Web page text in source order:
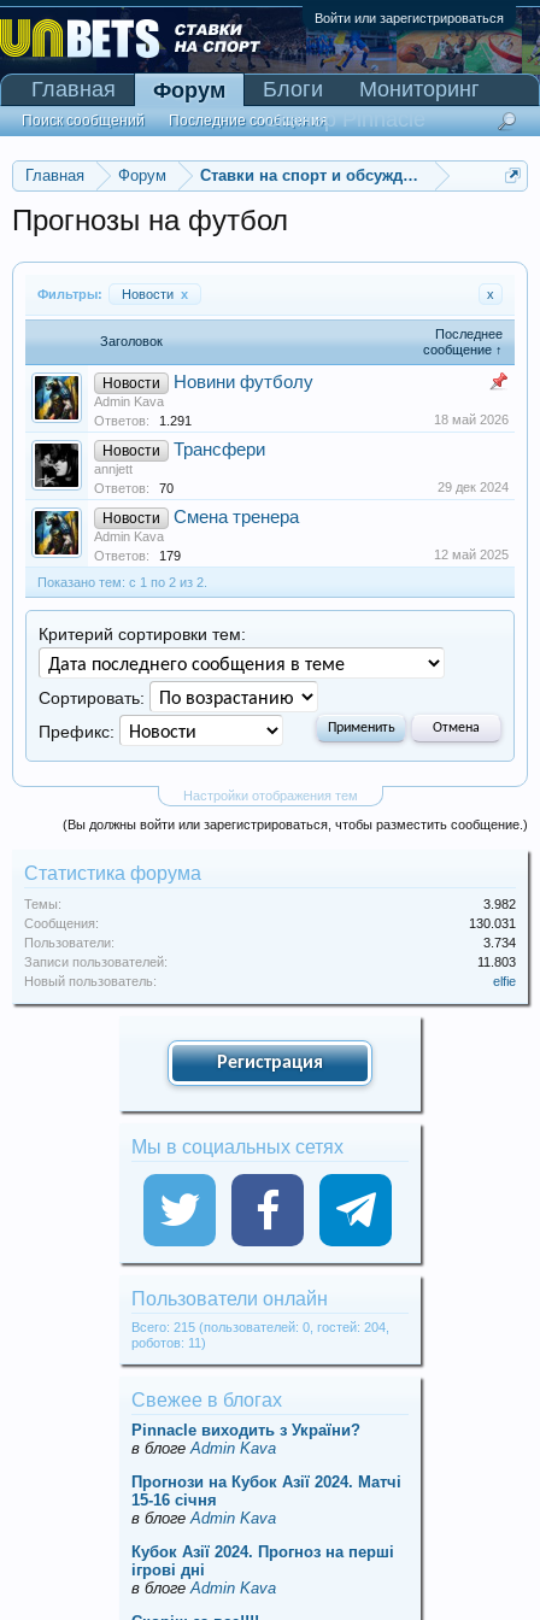
Войти или зарегистрироваться
Главная Форум Ставки на спорт и обсуждение
Прогнозы на футбол
Фильтры: Новости x x
Заголовок
Последнее
сообщение ↑
Новости Новини футболу
Admin Kava
Ответов:
1.291 18 май 2026
Новости Трансфери
annjett
Ответов:
70 29 дек 2024
Новости Смена тренера
Admin Kava
Ответов:
179
12 май 2025
Показано тем: с 1 по 2 из 2.
Настройки отображения тем
Критерий сортировки тем:
Сортировать:
Префикс:
(Вы должны войти или зарегистрироваться, чтобы разместить сообщение.)
Статистика форума
Темы:
3.982
Сообщения:
130.031
Пользователи:
3.734
Записи пользователей:
11.803
Новый пользователь:
elfie
Регистрация
Мы в социальных сетях
Пользователи онлайн
Всего: 215 (пользователей: 0, гостей: 204,
роботов: 11)
Свежее в блогах
Pinnacle виходить з України?
в блогеAdmin Kava
Прогнози на Кубок Азії 2024. Матчі
15-16 січня
в блогеAdmin Kava
Кубок Азії 2024. Прогноз на перші
ігрові дні
в блогеAdmin Kava
Главная Форум
Поиск сообщений Последние сообщения
Блоги
Мониторинг
Сканер Pinnacle